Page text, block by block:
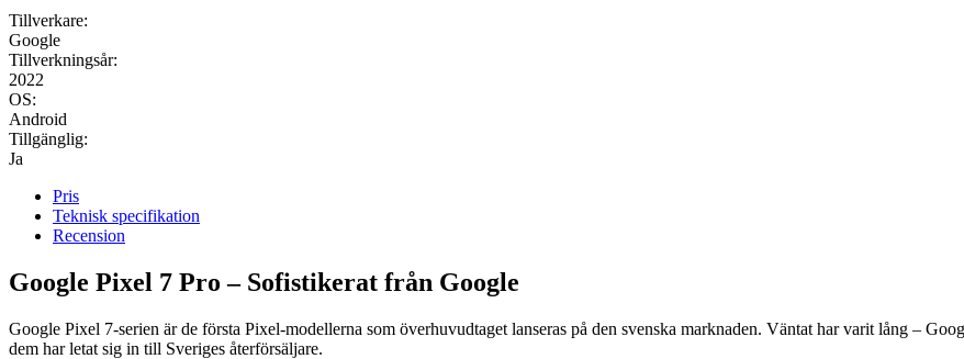
Tillverkare:
Google
Tillverkningsår:
2022
OS:
Android
Tillgänglig:
Ja
Pris
Teknisk specifikation
Recension
Google Pixel 7 Pro – Sofistikerat från Google
Google Pixel 7-serien är de första Pixel-modellerna som överhuvudtaget lanseras på den svenska marknaden. Väntat har varit lång –
dem har letat sig in till Sveriges återförsäljare.